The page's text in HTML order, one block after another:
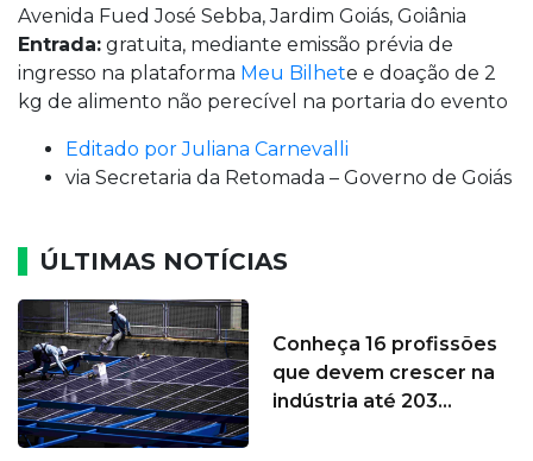
Avenida Fued José Sebba, Jardim Goiás, Goiânia
Entrada: gratuita, mediante emissão prévia de
ingresso na plataforma Meu Bilhete e doação de 2
kg de alimento não perecível na portaria do evento
Editado porJuliana Carnevalli
via Secretaria da Retomada – Governo de Goiás
ÚLTIMAS NOTÍCIAS
Conheça 16 profissões
que devem crescer na
indústria até 203...